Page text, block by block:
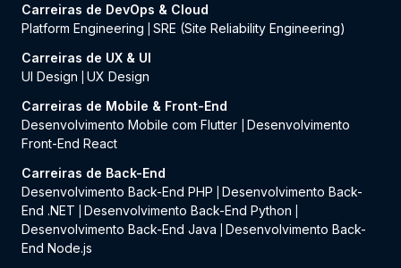
Carreiras de DevOps & Cloud
Platform Engineering
SRE (Site Reliability Engineering)
Carreiras de UX & UI
UI Design
UX Design
Carreiras de Mobile & Front-End
Desenvolvimento Mobile com Flutter
Desenvolvimento
Front-End React
Carreiras de Back-End
Desenvolvimento Back-End PHP
Desenvolvimento Back-
End .NET
Desenvolvimento Back-End Python
Desenvolvimento Back-End Java
Desenvolvimento Back-
End Node.js